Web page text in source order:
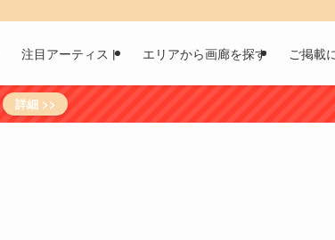
注目アーティスト エリアから画廊を探す ご掲載
詳細 >>